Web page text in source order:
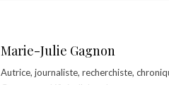
Marie-Julie Gagnon
Autrice, journaliste, recherchiste,